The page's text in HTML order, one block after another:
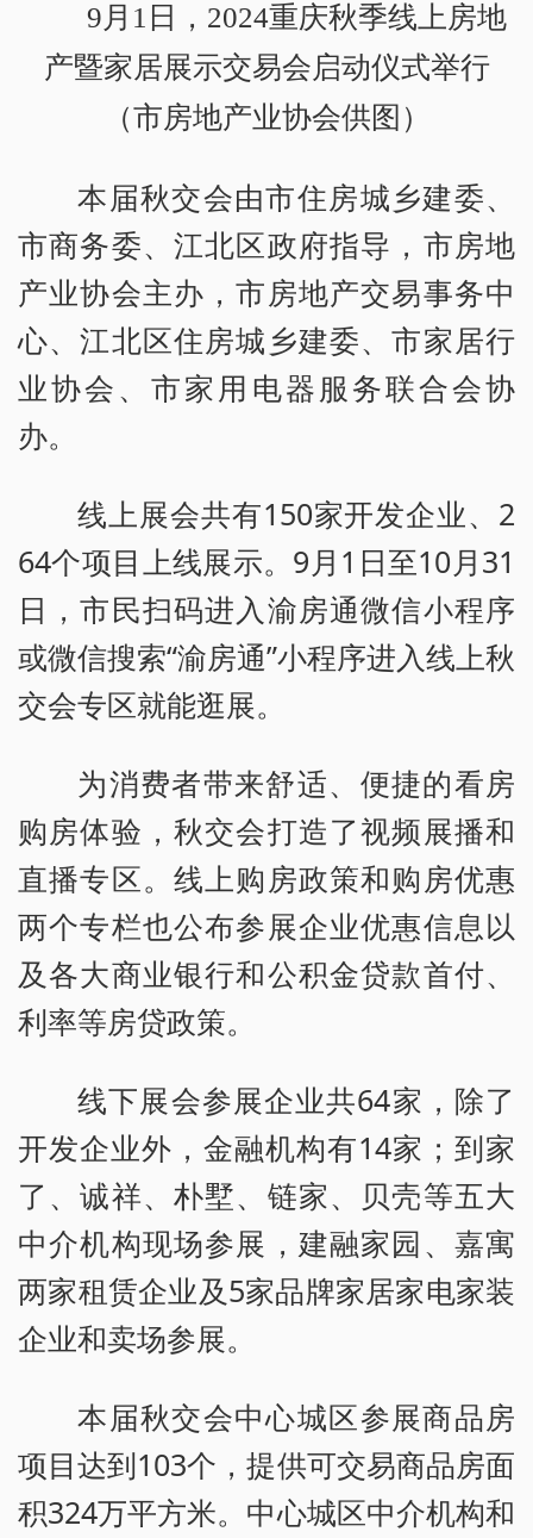
9月1日，2024重庆秋季线上房地
产暨家居展示交易会启动仪式举行
（市房地产业协会供图）
本届秋交会由市住房城乡建委、
市商务委、江北区政府指导，市房地
产业协会主办，市房地产交易事务中
心、江北区住房城乡建委、市家居行
业协会、市家用电器服务联合会协
办。
线上展会共有150家开发企业、2
64个项目上线展示。9月1日至10月31
日，市民扫码进入渝房通微信小程序
或微信搜索“渝房通”小程序进入线上秋
交会专区就能逛展。
为消费者带来舒适、便捷的看房
购房体验，秋交会打造了视频展播和
直播专区。线上购房政策和购房优惠
两个专栏也公布参展企业优惠信息以
及各大商业银行和公积金贷款首付、
利率等房贷政策。
线下展会参展企业共64家，除了
开发企业外，金融机构有14家；到家
了、诚祥、朴墅、链家、贝壳等五大
中介机构现场参展，建融家园、嘉寓
两家租赁企业及5家品牌家居家电家装
企业和卖场参展。
本届秋交会中心城区参展商品房
项目达到103个，提供可交易商品房面
积324万平方米。中心城区中介机构和